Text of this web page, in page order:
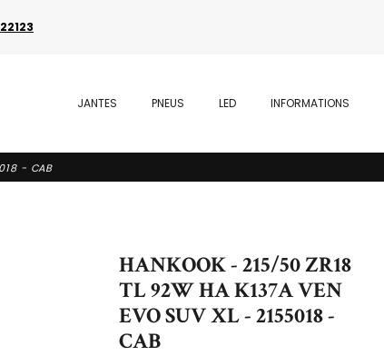
JANTES PNEUS LED INFORMATIONS
- CAB
HANKOOK - 215/50 ZR18
TL 92W HA K137A VEN
EVO SUV XL - 2155018 -
CAB